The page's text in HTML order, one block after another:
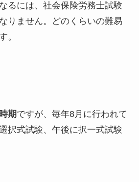
るには、社会保険労務士試験
りません。どのくらいの難易
。
期ですが、毎年8月に行われて
択式試験、午後に択一式試験